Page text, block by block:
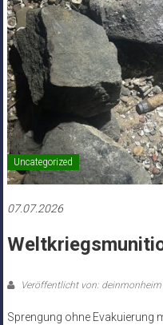
Uncategorized
07.07.2026
Veröffentlicht von: deinmonheim
Sprengung ohne Evakuierung